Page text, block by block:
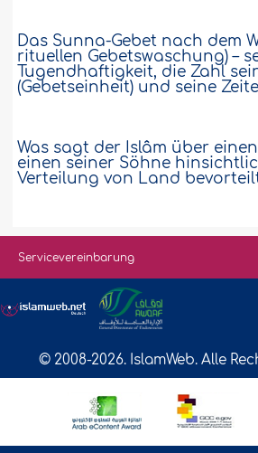
Das Sunna-Gebet nach dem
rituellen Gebetswaschung) –
Tugendhaftigkeit, die Zahl
(Gebetseinheit) und seine
Was sagt der Islâm über
einen seiner Söhne
Verteilung von Land
Servicevereinbarung
© 2008-2026. IslamWeb. Alle